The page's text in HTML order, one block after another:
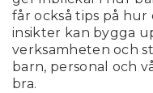
får också tips på
insikter kan bygga
verksamheten och
barn, personal och
bra.